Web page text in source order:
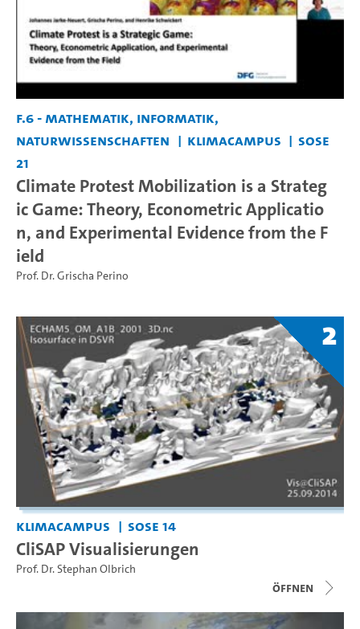
F.6 - Mathematik, Informatik,
Naturwissenschaften
KlimaCampus
SoSe
21
Climate Protest Mobilization is a Strateg
ic Game: Theory, Econometric Applicatio
n, and Experimental Evidence from the F
ield
Prof. Dr. Grischa Perino
2
KlimaCampus SoSe 14
CliSAP Visualisierungen
Prof. Dr. Stephan Olbrich
Öffnen